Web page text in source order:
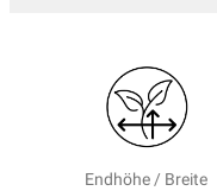
Endhöhe / Breite